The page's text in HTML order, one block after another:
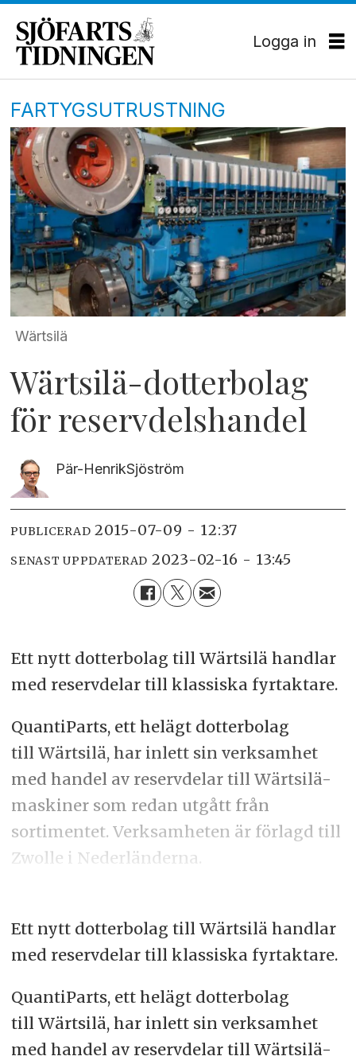
Logga in
FARTYGSUTRUSTNING
Wärtsilä
Wärtsilä-dotterbolag
för reservdelshandel
Pär-HenrikSjöström
PUBLICERAD 2015-07-09 - 12:37
SENAST UPPDATERAD 2023-02-16 - 13:45
Ett nytt dotterbolag till Wärtsilä handlar
med reservdelar till klassiska fyrtaktare.
QuantiParts, ett helägt dotterbolag
till Wärtsilä, har inlett sin verksamhet
med handel av reservdelar till Wärtsilä-
maskiner som redan utgått från
sortimentet. Verksamheten är förlagd till
Zwolle i Nederländerna.
Ett nytt dotterbolag till Wärtsilä handlar
med reservdelar till klassiska fyrtaktare.
QuantiParts, ett helägt dotterbolag
till Wärtsilä, har inlett sin verksamhet
med handel av reservdelar till Wärtsilä-